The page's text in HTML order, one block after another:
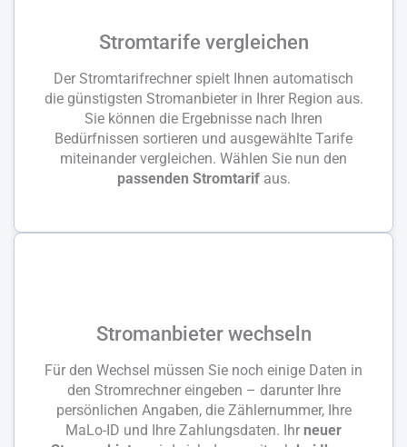
Stromtarife vergleichen
Der Stromtarifrechner spielt Ihnen automatisch
die günstigsten Stromanbieter in Ihrer Region aus.
Sie können die Ergebnisse nach Ihren
Bedürfnissen sortieren und ausgewählte Tarife
miteinander vergleichen. Wählen Sie nun den
passenden Stromtarifaus.
Stromanbieter wechseln
Für den Wechsel müssen Sie noch einige Daten in
den Stromrechner eingeben – darunter Ihre
persönlichen Angaben, die Zählernummer, Ihre
MaLo-ID und Ihre Zahlungsdaten. Ihr neuer